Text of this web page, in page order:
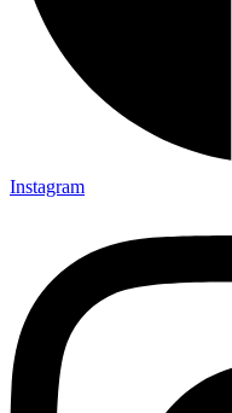
Instagram